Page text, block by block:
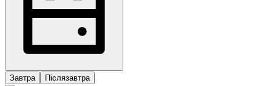
Завтра Післязавтра